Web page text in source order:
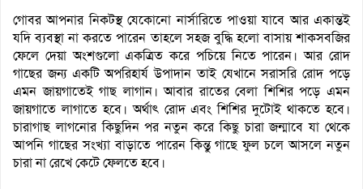
গোবর আপনার নিকটস্থ যেকোনো নার্সারিতে পাওয়া যাবে আর একান্তই
যদি ব্যবস্থা না করতে পারেন তাহলে সহজ বুদ্ধি হলো বাসায় শাকসবজির
ফেলে দেয়া অংশগুলো একত্রিত করে পচিয়ে নিতে পারেন। আর রোদ
গাছের জন্য একটি অপরিহার্য উপাদান তাই যেখানে সরাসরি রোদ পড়ে
এমন জায়গাতেই গাছ লাগান। আবার রাতের বেলা শিশির পড়ে এমন
জায়গাতে লাগাতে হবে। অর্থাৎ রোদ এবং শিশির দুটোই থাকতে হবে।
চারাগাছ লাগনোর কিছুদিন পর নতুন করে কিছু চারা জন্মাবে যা থেকে
আপনি গাছের সংখ্যা বাড়াতে পারেন কিন্তু গাছে ফুল চলে আসলে নতুন
চারা না রেখে কেটে ফেলতে হবে।